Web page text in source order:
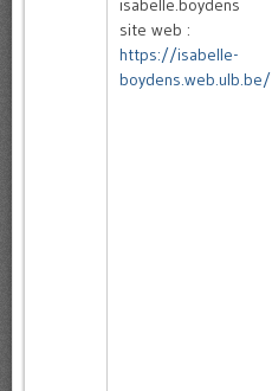
isabelle.boydens
site web :
https://isabelle-
boydens.web.ulb.be/